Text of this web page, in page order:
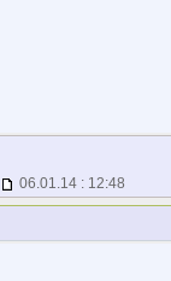
06.01.14 : 12:48